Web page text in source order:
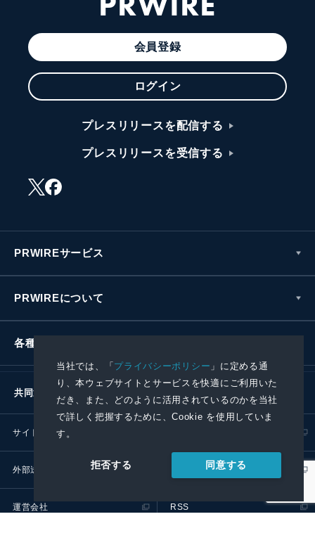
当社では、「プライバシーポリシー 」に定める通
り、本ウェブサイトとサービスを快適にご利用いた
だき、また、どのように活用されているのかを当社
で詳しく把握するために、Cookie を使用していま
す。
拒否する 同意する
会員登録
ログイン
プレスリリースを配信する
プレスリリースを受信する
PRWIREサービス
PRWIREについて
各種お問い合わせ
共同通信社グループ
サイトポリシー
外部送信ポリシー プレスリリース取扱基準
運営会社 RSS